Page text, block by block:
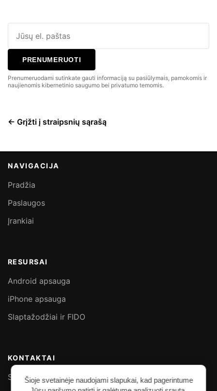
PRENUMERUOTI
Prenumeruodami sutinkate gauti informaciją su pasiūlymais, pamokomis ir
naujienomis kibernetinio saugumo bei privatumo temomis.
← Grįžti į straipsnių sąrašą
NAVIGACIJA
Pradžia
Paslaugos
Įrankiai
RESURSAI
Android apsauga
iPhone apsauga
Slaptažodžiai ir FIDO
KONTAKTAI
Susisiek asmeniškai - Signal
Šioje svetainėje naudojami slapukai, kad pagerintume